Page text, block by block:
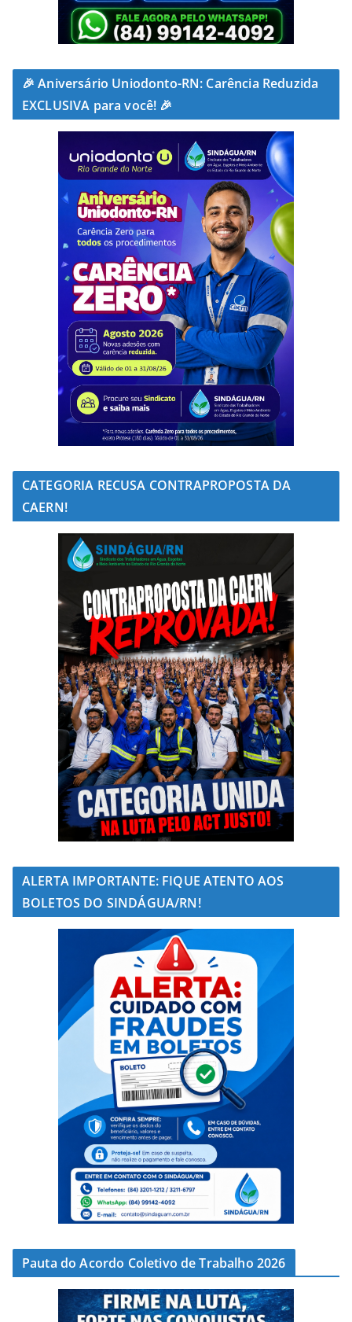
🎉 Aniversário Uniodonto-RN: Carência Reduzida
EXCLUSIVA para você! 🎉
CATEGORIA RECUSA CONTRAPROPOSTA DA
CAERN!
ALERTA IMPORTANTE: FIQUE ATENTO AOS
BOLETOS DO SINDÁGUA/RN!
Pauta do Acordo Coletivo de Trabalho 2026